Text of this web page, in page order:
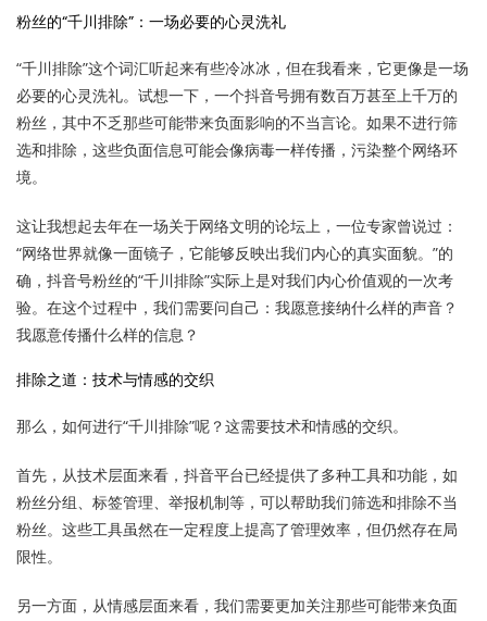
粉丝的“千川排除”：一场必要的心灵洗礼
“千川排除”这个词汇听起来有些冷冰冰，但在我看来，它更像是一场
必要的心灵洗礼。试想一下，一个抖音号拥有数百万甚至上千万的
粉丝，其中不乏那些可能带来负面影响的不当言论。如果不进行筛
选和排除，这些负面信息可能会像病毒一样传播，污染整个网络环
境。
这让我想起去年在一场关于网络文明的论坛上，一位专家曾说过：
“网络世界就像一面镜子，它能够反映出我们内心的真实面貌。”的
确，抖音号粉丝的“千川排除”实际上是对我们内心价值观的一次考
验。在这个过程中，我们需要问自己：我愿意接纳什么样的声音？
我愿意传播什么样的信息？
排除之道：技术与情感的交织
那么，如何进行“千川排除”呢？这需要技术和情感的交织。
首先，从技术层面来看，抖音平台已经提供了多种工具和功能，如
粉丝分组、标签管理、举报机制等，可以帮助我们筛选和排除不当
粉丝。这些工具虽然在一定程度上提高了管理效率，但仍然存在局
限性。
另一方面，从情感层面来看，我们需要更加关注那些可能带来负面